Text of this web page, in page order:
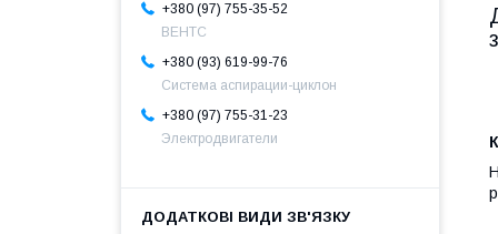
+380 (97) 755-35-52
ВЕНТС
+380 (93) 619-99-76
Система аспирации-циклон
+380 (97) 755-31-23
Электродвигатели